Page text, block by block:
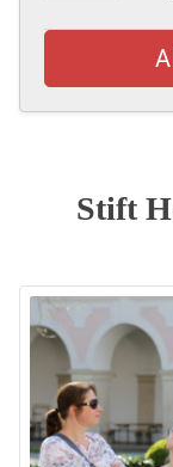
Stift